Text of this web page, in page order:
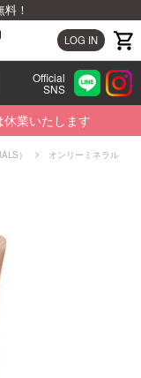
！
LOG IN
Official
SNS
業いたします
）
オンリーミネラル